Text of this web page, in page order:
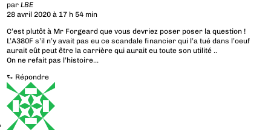
parLBE
28 avril 2020 à 17 h 54 min
C’est plutôt à Mr Forgeard que vous devriez poser poser la question !
L’A380F s’il n’y avait pas eu ce scandale financier qui l’a tué dans l’oeuf
aurait eût peut être la carrière qui aurait eu toute son utilité ..
On ne refait pas l’histoire…
⮑ Répondre